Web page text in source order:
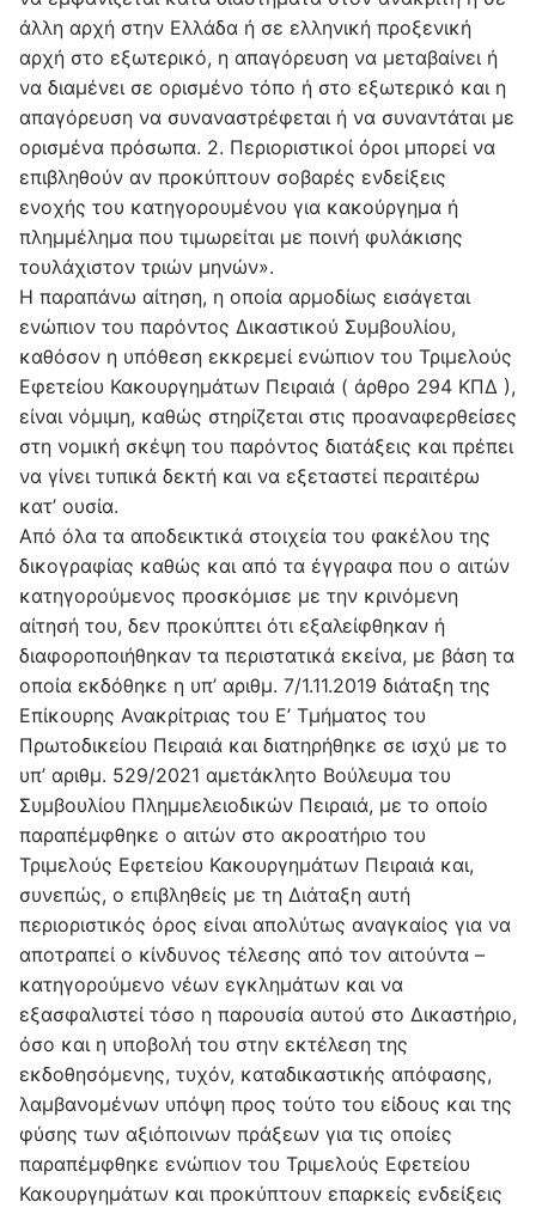
άλλη αρχή στην Ελλάδα ή σε ελληνική προξενική
αρχή στο εξωτερικό, η απαγόρευση να μεταβαίνει ή
να διαμένει σε ορισμένο τόπο ή στο εξωτερικό και η
απαγόρευση να συναναστρέφεται ή να συναντάται με
ορισμένα πρόσωπα. 2. Περιοριστικοί όροι μπορεί να
επιβληθούν αν προκύπτουν σοβαρές ενδείξεις
ενοχής του κατηγορουμένου για κακούργημα ή
πλημμέλημα που τιμωρείται με ποινή φυλάκισης
τουλάχιστον τριών μηνών».
Η παραπάνω αίτηση, η οποία αρμοδίως εισάγεται
ενώπιον του παρόντος Δικαστικού Συμβουλίου,
καθόσον η υπόθεση εκκρεμεί ενώπιον του Τριμελούς
Εφετείου Κακουργημάτων Πειραιά ( άρθρο 294 ΚΠΔ ),
είναι νόμιμη, καθώς στηρίζεται στις προαναφερθείσες
στη νομική σκέψη του παρόντος διατάξεις και πρέπει
να γίνει τυπικά δεκτή και να εξεταστεί περαιτέρω
κατ’ ουσία.
Από όλα τα αποδεικτικά στοιχεία του φακέλου της
δικογραφίας καθώς και από τα έγγραφα που ο αιτών
κατηγορούμενος προσκόμισε με την κρινόμενη
αίτησή του, δεν προκύπτει ότι εξαλείφθηκαν ή
διαφοροποιήθηκαν τα περιστατικά εκείνα, με βάση τα
οποία εκδόθηκε η υπ’ αριθμ. 7/1.11.2019 διάταξη της
Επίκουρης Ανακρίτριας του Ε’ Τμήματος του
Πρωτοδικείου Πειραιά και διατηρήθηκε σε ισχύ με το
υπ’ αριθμ. 529/2021 αμετάκλητο Βούλευμα του
Συμβουλίου Πλημμελειοδικών Πειραιά, με το οποίο
παραπέμφθηκε ο αιτών στο ακροατήριο του
Τριμελούς Εφετείου Κακουργημάτων Πειραιά και,
συνεπώς, ο επιβληθείς με τη Διάταξη αυτή
περιοριστικός όρος είναι απολύτως αναγκαίος για να
αποτραπεί ο κίνδυνος τέλεσης από τον αιτούντα –
κατηγορούμενο νέων εγκλημάτων και να
εξασφαλιστεί τόσο η παρουσία αυτού στο Δικαστήριο,
όσο και η υποβολή του στην εκτέλεση της
εκδοθησόμενης, τυχόν, καταδικαστικής απόφασης,
λαμβανομένων υπόψη προς τούτο του είδους και της
φύσης των αξιόποινων πράξεων για τις οποίες
παραπέμφθηκε ενώπιον του Τριμελούς Εφετείου
Κακουργημάτων και προκύπτουν επαρκείς ενδείξεις